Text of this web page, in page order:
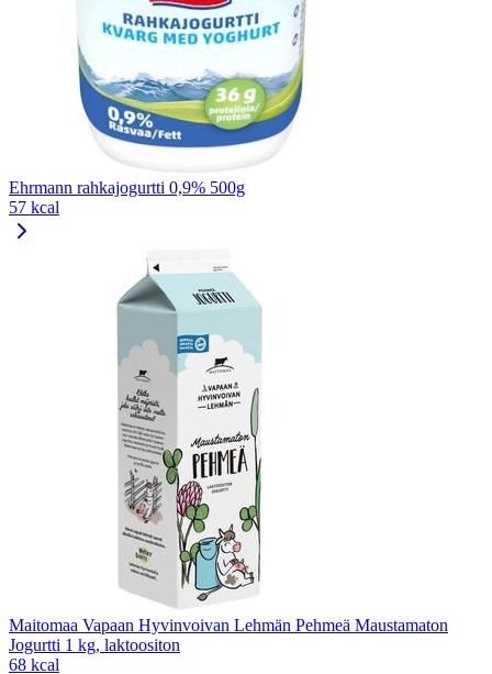
Ehrmann rahkajogurtti 0,9% 500g
57 kcal
Maitomaa Vapaan Hyvinvoivan Lehmän Pehmeä Maustamaton
Jogurtti 1 kg, laktoositon
68 kcal